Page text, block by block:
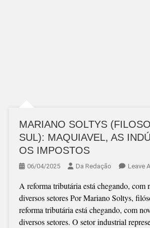
MARIANO SOLTYS
SUL): MAQUIAVEL, AS
OS IMPOSTOS
06/04/2025 Da Redação Leave
A reforma tributária está chegando, com
diversos setores Por Mariano Soltys,
reforma tributária está chegando, com
diversos setores. O setor industrial